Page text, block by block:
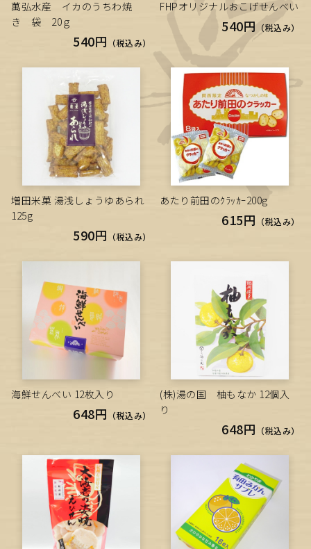
萬弘水産 イカのうちわ焼
き 袋 20ｇ
540円 （税込み）
FHPオリジナルおこげせんべい
540円 （税込み）
増田米菓 湯浅しょうゆあられ
125g
590円 （税込み）
あたり前田のｸﾗｯｶｰ200g
615円 （税込み）
海鮮せんべい 12枚入り
648円 （税込み）
(株)湯の国 柚もなか 12個入
り
648円 （税込み）